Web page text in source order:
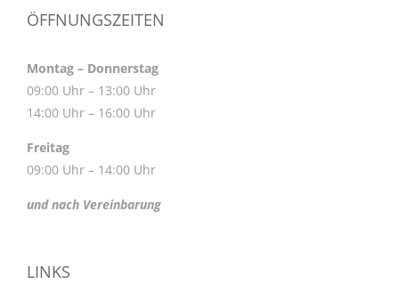
ÖFFNUNGSZEITEN
Montag – Donnerstag
09:00 Uhr – 13:00 Uhr
14:00 Uhr – 16:00 Uhr
Freitag
09:00 Uhr – 14:00 Uhr
und nach Vereinbarung
LINKS